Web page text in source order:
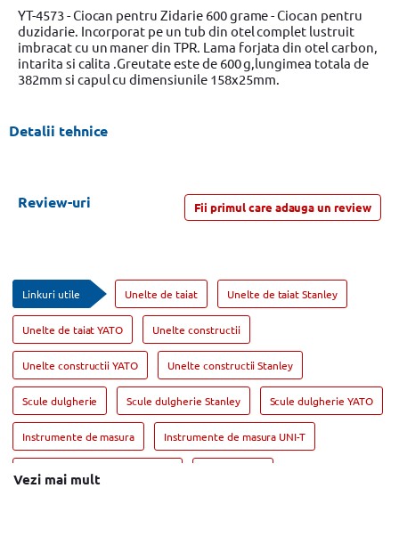
YT-4573 - Ciocan pentru Zidarie 600 grame - Ciocan pentru
duzidarie. Incorporat pe un tub din otel complet lustruit
imbracat cu un maner din TPR. Lama forjata din otel carbon,
intarita si calita .Greutate este de 600 g,lungimea totala de
382mm si capul cu dimensiunile 158x25mm.
Detalii tehnice
Fii primul care adauga un review
Review-uri
Linkuri utile Unelte de taiat Unelte de taiat Stanley
Unelte de taiat YATO Unelte constructii
Unelte constructii YATO Unelte constructii Stanley
Scule dulgherie Scule dulgherie Stanley Scule dulgherie YATO
Instrumente de masura Instrumente de masura UNI-T
Instrumente de masura Stanley
Vezi mai mult